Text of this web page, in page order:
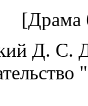
[Драма
Д. С.